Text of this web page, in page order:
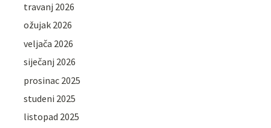
travanj 2026
ožujak 2026
veljača 2026
siječanj 2026
prosinac 2025
studeni 2025
listopad 2025